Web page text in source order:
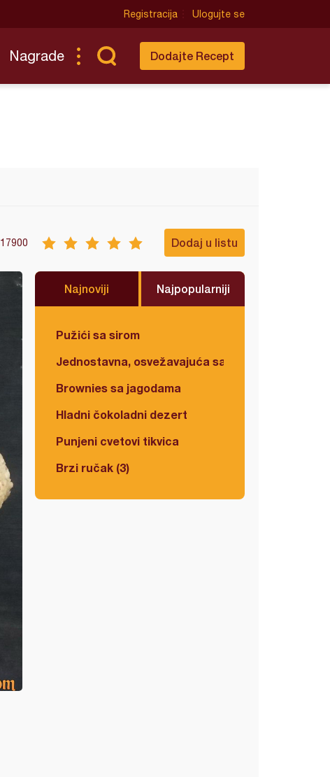
Registracija Ulogujte se
Nagrade Dodajte Recept
17900 Dodaj u listu
Najnoviji Najpopularniji
Pužići sa sirom
Jednostavna, osvežavajuća salata
Brownies sa jagodama
Hladni čokoladni dezert
Punjeni cvetovi tikvica
Brzi ručak (3)